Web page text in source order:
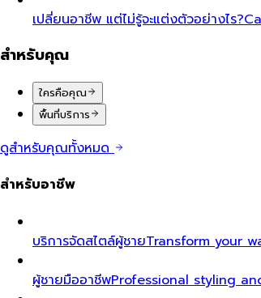
เปลี่ยนอาชีพ แต่ไม่รู้จะแต่งตัวอย่างไร?
สำหรับคุณ
ใครคือคุณ
พื้นที่บริการ
ดูสำหรับคุณทั้งหมด
สำหรับอาชีพ
บริการจัดสไตล์ผู้ชายTransform your
ผู้ชายมืออาชีพProfessional styling